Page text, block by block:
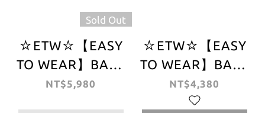
Sold Out
☆ETW☆【EASY
TO WEAR】BAPE
X aespa Baby
NT$5,980
☆ETW☆【EASY
TO WEAR】BAPE
SPRAY APE
HEAD RELAXED
NT$4,380